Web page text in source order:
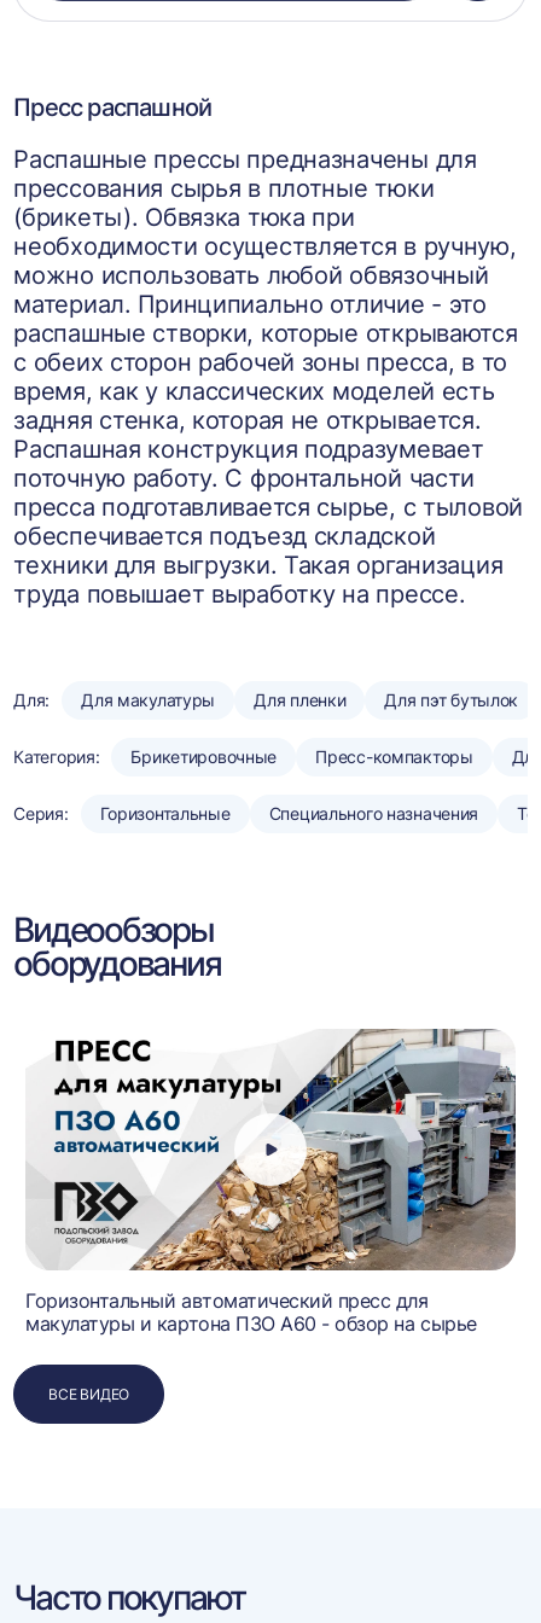
Пресс распашной
Распашные прессы предназначены для
прессования сырья в плотные тюки
(брикеты). Обвязка тюка при
необходимости осуществляется в ручную,
можно использовать любой обвязочный
материал. Принципиально отличие - это
распашные створки, которые открываются
с обеих сторон рабочей зоны пресса, в то
время, как у классических моделей есть
задняя стенка, которая не открывается.
Распашная конструкция подразумевает
поточную работу. С фронтальной части
пресса подготавливается сырье, с тыловой
обеспечивается подъезд складской
техники для выгрузки. Такая организация
труда повышает выработку на прессе.
Для: Для макулатуры Для пленки Для пэт бутылок
Категория: Брикетировочные Пресс-компакторы
Серия: Горизонтальные Специального назначения
Видеообзоры
оборудования
Горизонтальный автоматический пресс для
макулатуры и картона ПЗО А60 - обзор на сырье
ВСЕ ВИДЕО
Часто покупают